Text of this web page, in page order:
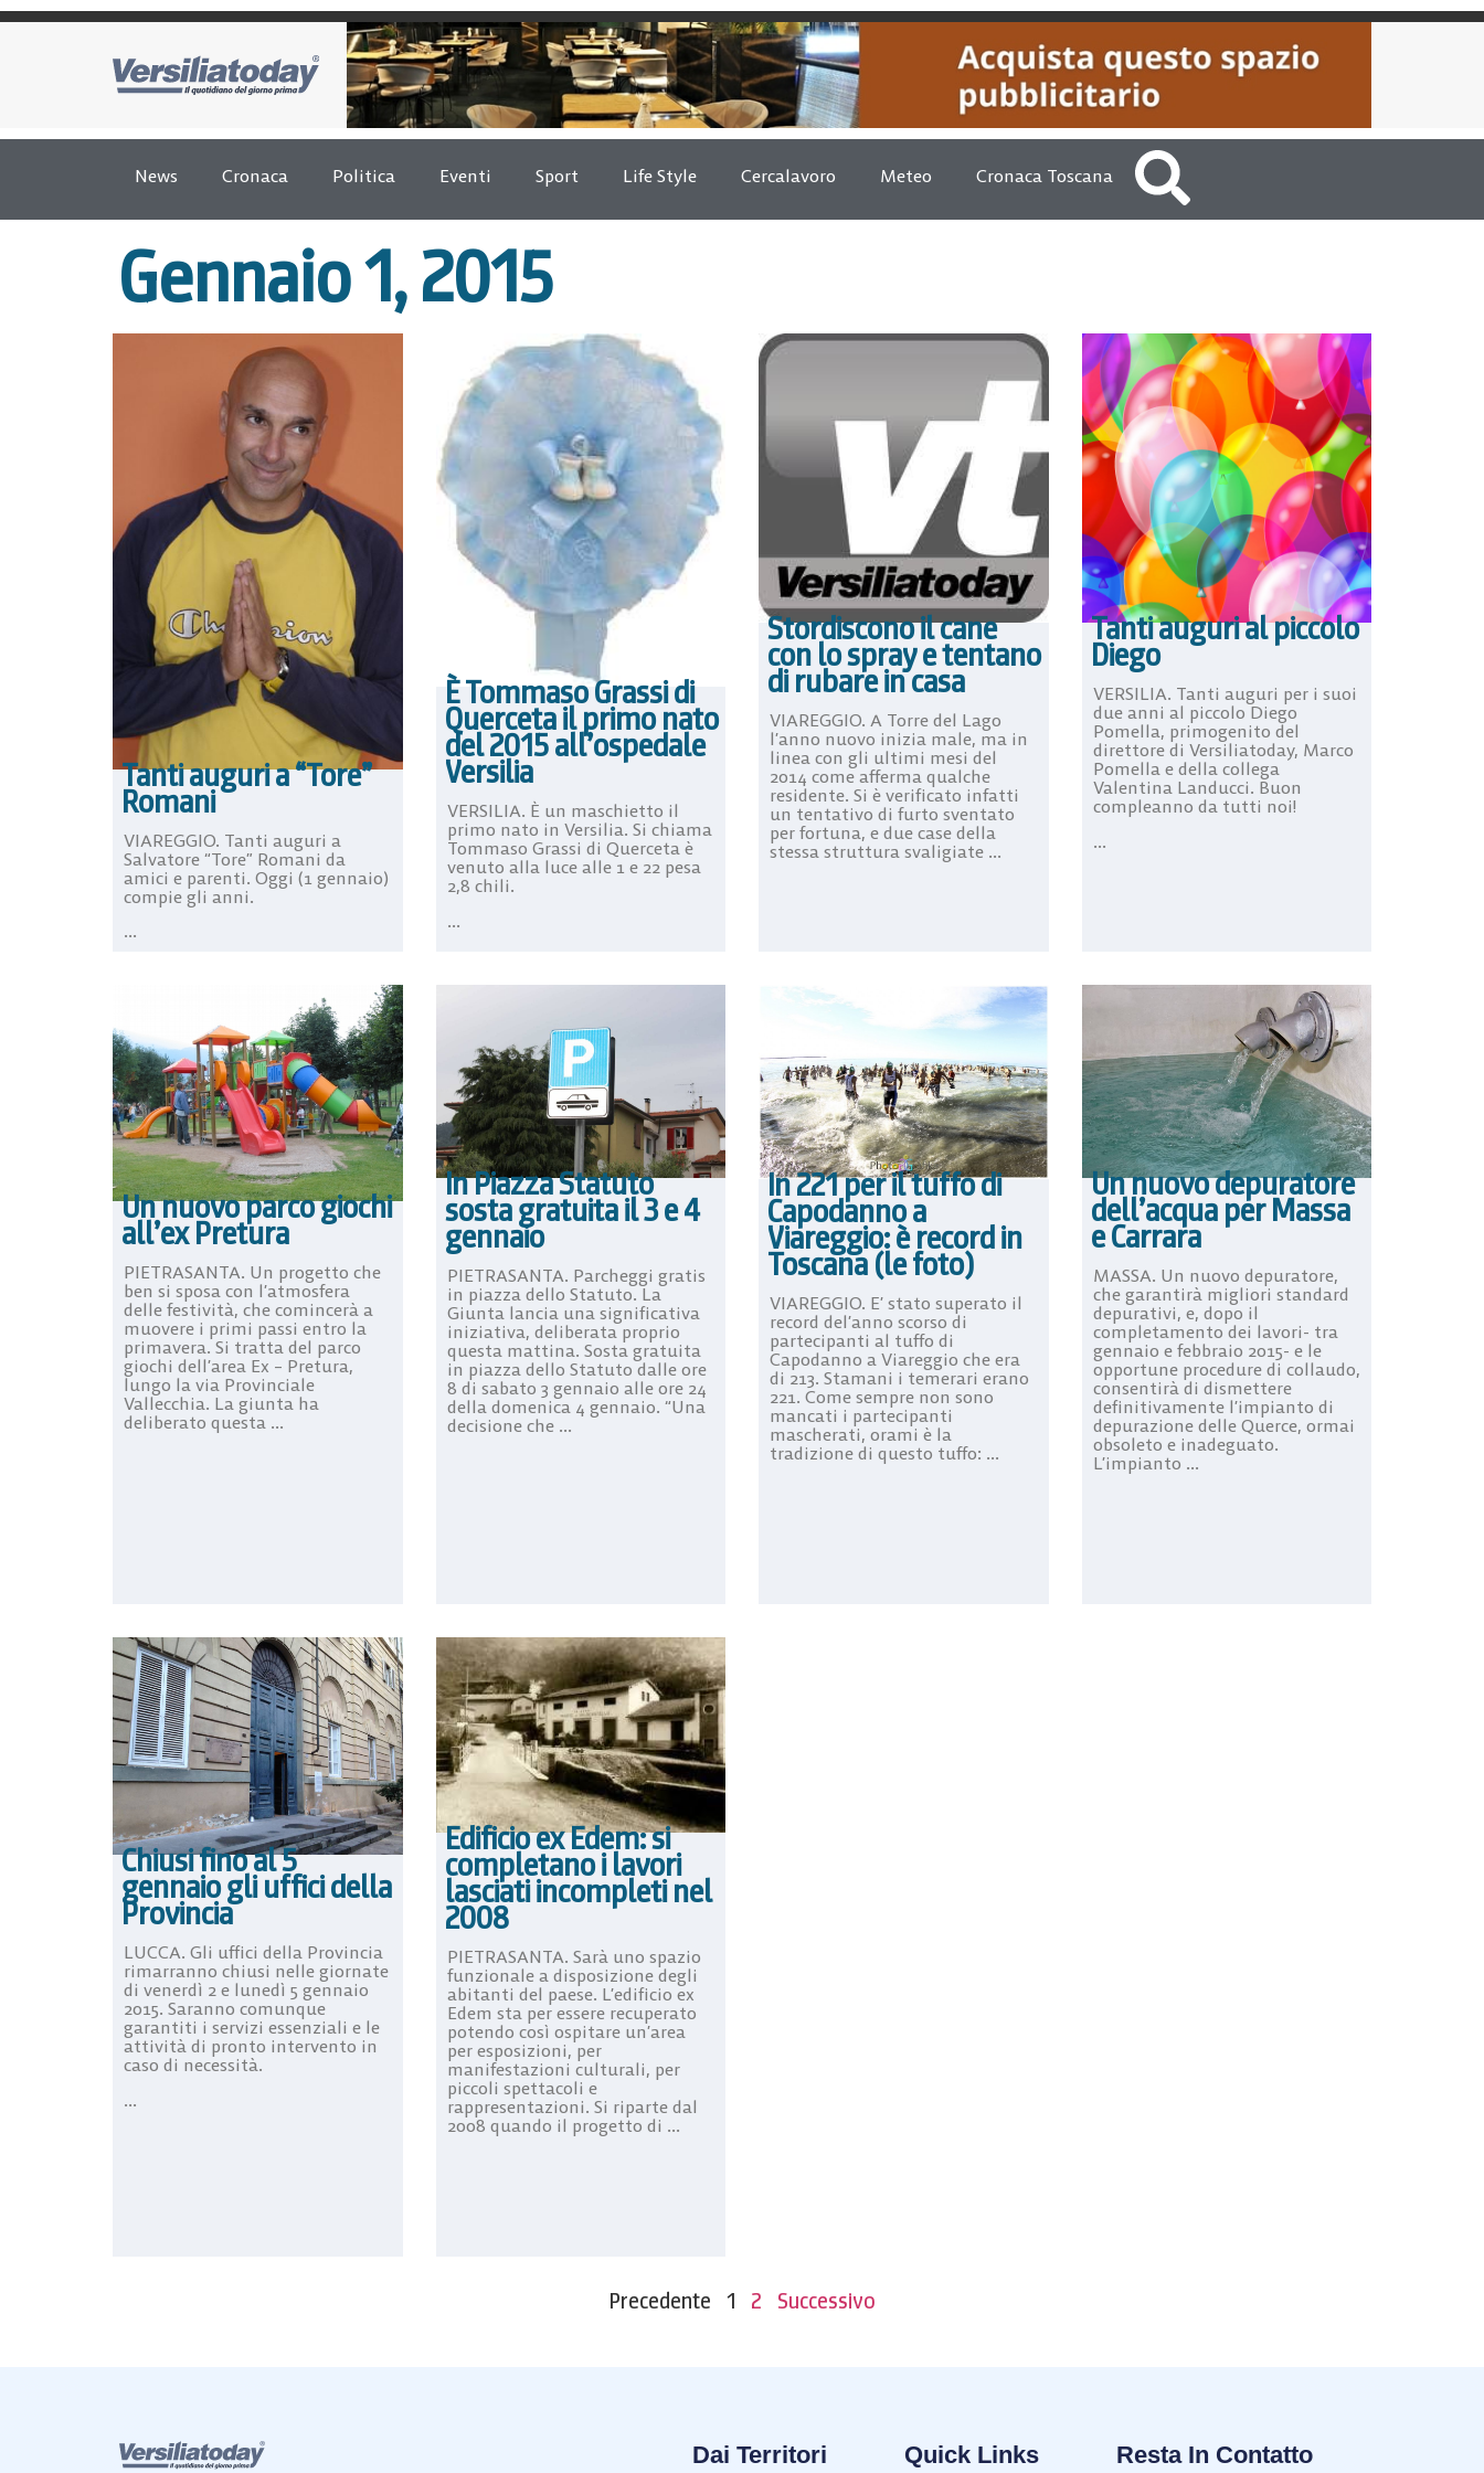
News Cronaca Politica Eventi Sport Life Style Cercalavoro Meteo Cronaca Toscana
Gennaio 1, 2015
Tanti auguri a “Tore”
Romani
VIAREGGIO. Tanti auguri a
Salvatore “Tore” Romani da
amici e parenti. Oggi (1 gennaio)
compie gli anni.
...
È Tommaso Grassi di
Querceta il primo nato
del 2015 all’ospedale
Versilia
VERSILIA. È un maschietto il
primo nato in Versilia. Si chiama
Tommaso Grassi di Querceta è
venuto alla luce alle 1 e 22 pesa
2,8 chili.
...
Stordiscono il cane
con lo spray e tentano
di rubare in casa
VIAREGGIO. A Torre del Lago
l’anno nuovo inizia male, ma in
linea con gli ultimi mesi del
2014 come afferma qualche
residente. Si è verificato infatti
un tentativo di furto sventato
per fortuna, e due case della
stessa struttura svaligiate ...
Tanti auguri al piccolo
Diego
VERSILIA. Tanti auguri per i suoi
due anni al piccolo Diego
Pomella, primogenito del
direttore di Versiliatoday, Marco
Pomella e della collega
Valentina Landucci. Buon
compleanno da tutti noi!
...
Un nuovo parco giochi
all’ex Pretura
PIETRASANTA. Un progetto che
ben si sposa con l’atmosfera
delle festività, che comincerà a
muovere i primi passi entro la
primavera. Si tratta del parco
giochi dell’area Ex – Pretura,
lungo la via Provinciale
Vallecchia. La giunta ha
deliberato questa ...
In Piazza Statuto
sosta gratuita il 3 e 4
gennaio
PIETRASANTA. Parcheggi gratis
in piazza dello Statuto. La
Giunta lancia una significativa
iniziativa, deliberata proprio
questa mattina. Sosta gratuita
in piazza dello Statuto dalle ore
8 di sabato 3 gennaio alle ore 24
della domenica 4 gennaio. “Una
decisione che ...
In 221 per il tuffo di
Capodanno a
Viareggio: è record in
Toscana (le foto)
VIAREGGIO. E’ stato superato il
record del’anno scorso di
partecipanti al tuffo di
Capodanno a Viareggio che era
di 213. Stamani i temerari erano
221. Come sempre non sono
mancati i partecipanti
mascherati, orami è la
tradizione di questo tuffo: ...
Un nuovo depuratore
dell’acqua per Massa
e Carrara
MASSA. Un nuovo depuratore,
che garantirà migliori standard
depurativi, e, dopo il
completamento dei lavori- tra
gennaio e febbraio 2015- e le
opportune procedure di collaudo,
consentirà di dismettere
definitivamente l’impianto di
depurazione delle Querce, ormai
obsoleto e inadeguato.
L’impianto ...
Chiusi fino al 5
gennaio gli uffici della
Provincia
LUCCA. Gli uffici della Provincia
rimarranno chiusi nelle giornate
di venerdì 2 e lunedì 5 gennaio
2015. Saranno comunque
garantiti i servizi essenziali e le
attività di pronto intervento in
caso di necessità.
...
Edificio ex Edem: si
completano i lavori
lasciati incompleti nel
2008
PIETRASANTA. Sarà uno spazio
funzionale a disposizione degli
abitanti del paese. L’edificio ex
Edem sta per essere recuperato
potendo così ospitare un’area
per esposizioni, per
manifestazioni culturali, per
piccoli spettacoli e
rappresentazioni. Si riparte dal
2008 quando il progetto di ...
Precedente 1 2 Successivo
Dai Territori Quick Links Resta In Contatto